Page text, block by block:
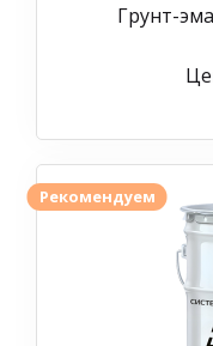
Грунт-
Рекомендуем